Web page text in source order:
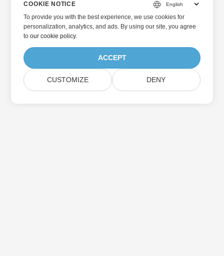
COOKIE NOTICE
To provide you with the best experience, we use cookies for
personalization, analytics, and ads. By using our site, you agree
toour cookie policy.
ACCEPT
CUSTOMIZE DENY